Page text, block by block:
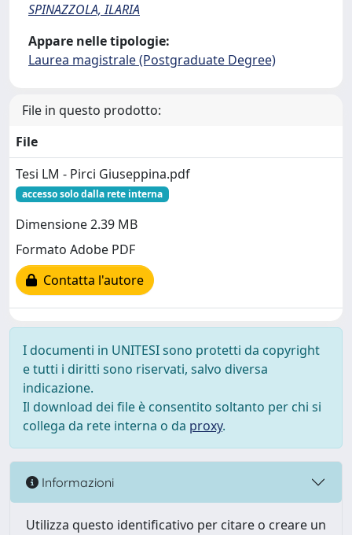
SPINAZZOLA, ILARIA
Appare nelle tipologie:
Laurea magistrale (Postgraduate Degree)
File in questo prodotto:
File
Tesi LM - Pirci Giuseppina.pdf
accesso solo dalla rete interna
Dimensione 2.39 MB
Formato Adobe PDF
Contatta l'autore
I documenti in UNITESI sono protetti da copyright
e tutti i diritti sono riservati, salvo diversa
indicazione.
Il download dei file è consentito soltanto per chi si
collega da rete interna o da proxy.
Informazioni
Utilizza questo identificativo per citare o creare un